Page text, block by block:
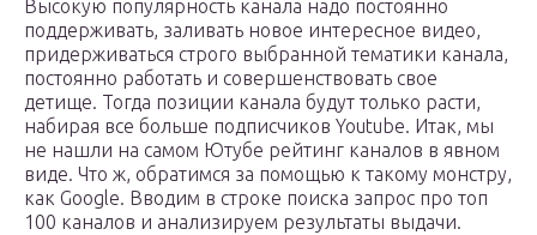
Высокую популярность канала надо постоянно
поддерживать, заливать новое интересное видео,
придерживаться строго выбранной тематики канала,
постоянно работать и совершенствовать свое
детище. Тогда позиции канала будут только расти,
набирая все больше подписчиков Youtube. Итак, мы
не нашли на самом Ютубе рейтинг каналов в явном
виде. Что ж, обратимся за помощью к такому монстру,
как Google. Вводим в строке поиска запрос про топ
100 каналов и анализируем результаты выдачи.